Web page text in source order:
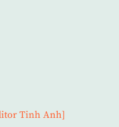
Tinh Anh]